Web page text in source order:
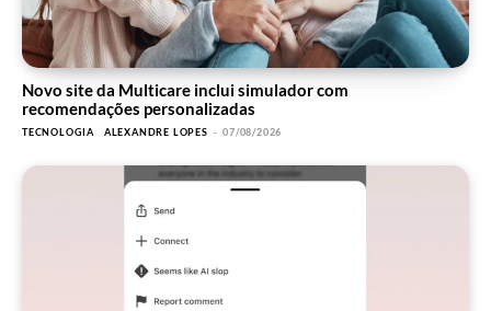
Novo site da Multicare inclui simulador com
recomendações personalizadas
TECNOLOGIA ALEXANDRE LOPES - 07/08/2026